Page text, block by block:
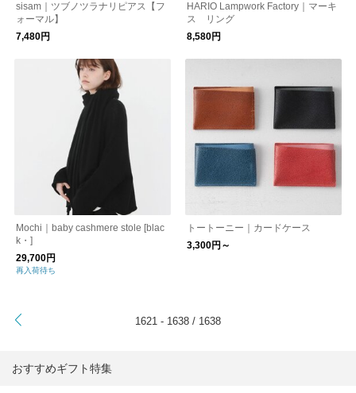
sisam｜ツブノツラナリピアス【フ
ォーマル】
7,480円
HARIO Lampwork Factory｜マーキ
ス リング
8,580円
Mochi｜baby cashmere stole [blac
k・]
29,700円
再入荷待ち
トートーニー｜カードケース
3,300円～
1621 - 1638 / 1638
おすすめギフト特集